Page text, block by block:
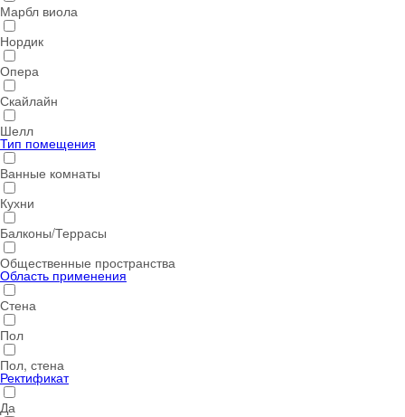
Марбл виола
Нордик
Опера
Скайлайн
Шелл
Тип помещения
Ванные комнаты
Кухни
Балконы/Террасы
Общественные пространства
Область применения
Стена
Пол
Пол, стена
Ректификат
Да